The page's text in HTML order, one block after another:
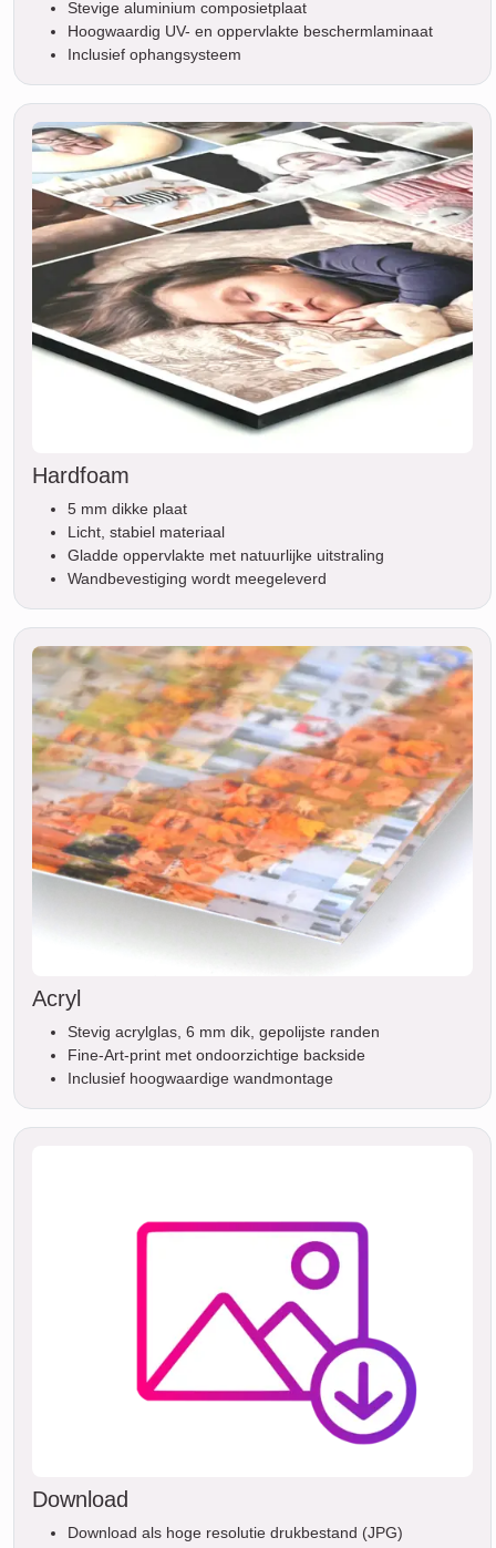
Stevige aluminium composietplaat
Hoogwaardig UV- en oppervlakte beschermlaminaat
Inclusief ophangsysteem
Hardfoam
5 mm dikke plaat
Licht, stabiel materiaal
Gladde oppervlakte met natuurlijke uitstraling
Wandbevestiging wordt meegeleverd
Acryl
Stevig acrylglas, 6 mm dik, gepolijste randen
Fine-Art-print met ondoorzichtige backside
Inclusief hoogwaardige wandmontage
Download
Download als hoge resolutie drukbestand (JPG)